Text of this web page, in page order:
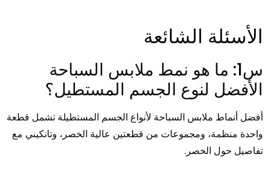
الأسئلة الشائعة
س1: ما هو نمط ملابس السباحة
الأفضل لنوع الجسم المستطيل؟
أفضل أنماط ملابس السباحة لأنواع الجسم المستطيلة تشمل قطعة
واحدة منظمة، ومجموعات من قطعتين عالية الخصر، وتانكيني مع
تفاصيل حول الخصر.